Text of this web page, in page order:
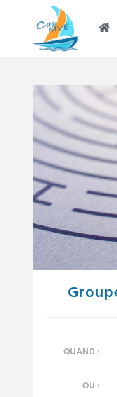
QUAND :
OÙ :